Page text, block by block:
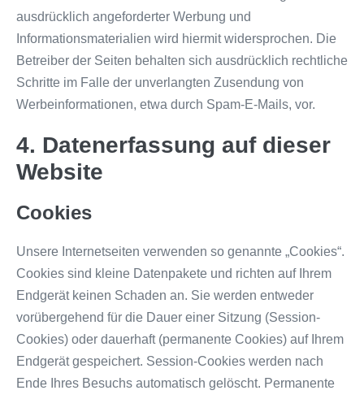
ausdrücklich angeforderter Werbung und
Informationsmaterialien wird hiermit widersprochen. Die
Betreiber der Seiten behalten sich ausdrücklich rechtliche
Schritte im Falle der unverlangten Zusendung von
Werbeinformationen, etwa durch Spam-E-Mails, vor.
4. Datenerfassung auf dieser
Website
Cookies
Unsere Internetseiten verwenden so genannte „Cookies“.
Cookies sind kleine Datenpakete und richten auf Ihrem
Endgerät keinen Schaden an. Sie werden entweder
vorübergehend für die Dauer einer Sitzung (Session-
Cookies) oder dauerhaft (permanente Cookies) auf Ihrem
Endgerät gespeichert. Session-Cookies werden nach
Ende Ihres Besuchs automatisch gelöscht. Permanente